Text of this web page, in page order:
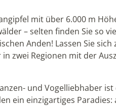
mit über 6.000 m
– selten finden Sie so
Anden! Lassen Sie
zwei Regionen mit der
und Vogelliebhaber
ein einzigartiges